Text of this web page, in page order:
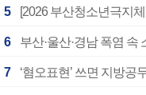
5
6 부산·울산·경남 폭염
7 ‘혐오표현’ 쓰면 지방공